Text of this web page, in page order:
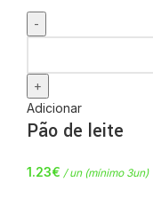
Adicionar
Pão de leite
1.23€ / un (mínimo 3un)